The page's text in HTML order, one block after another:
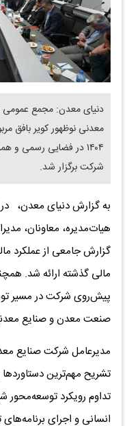
دنیای معدن: مجمع عمومی
۱۴۰۴ در فضایی رسمی و
شرکت برگزار شد.
به گزارش دنیای معدن،
هیات‌مدیره، معاونان،
گزارش جامعی از عملکرد
مالی گذشته ارائه شد.
پیش‌روی شرکت در مسیر
صنعت معدن و صنایع
مدیرعامل شرکت صنایع
تشریح مهم‌ترین
تداوم رویکرد توسعه‌محور
انسانی و اجرای